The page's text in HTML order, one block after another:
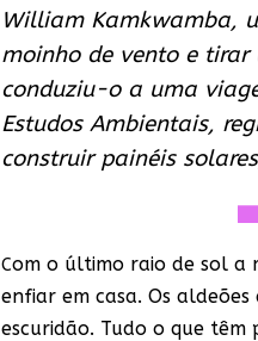
William Kamkwamba,
moinho de vento e
conduziu-o a uma
Estudos Ambientais,
construir painéis
Com o último raio de sol a
enfiar em casa. Os
escuridão. Tudo o que têm